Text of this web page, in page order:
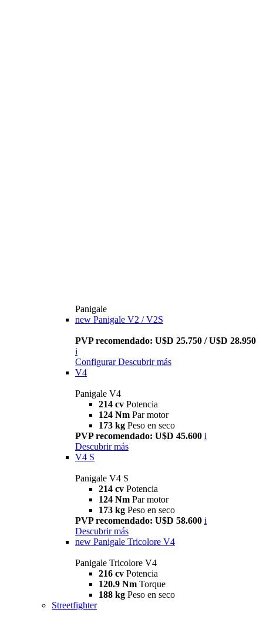
Panigale
new Panigale V2 / V2S
PVP recomendado: U$D 25.750 / U$D 28.950
i
Configurar Descubrir más
V4
Panigale V4
214 cv Potencia
124 Nm Par motor
173 kg Peso en seco
PVP recomendado: U$D 45.600 i
Descubrir más
V4 S
Panigale V4 S
214 cv Potencia
124 Nm Par motor
173 kg Peso en seco
PVP recomendado: U$D 58.600 i
Descubrir más
new Panigale Tricolore V4
Panigale Tricolore V4
216 cv Potencia
120.9 Nm Torque
188 kg Peso en seco
Streetfighter